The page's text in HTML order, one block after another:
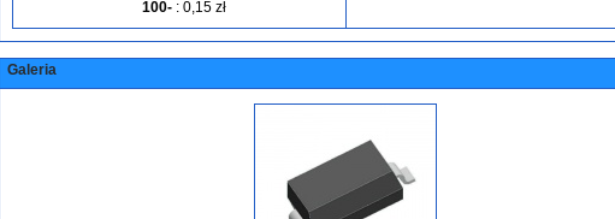
100- : 0,15 zł
Galeria